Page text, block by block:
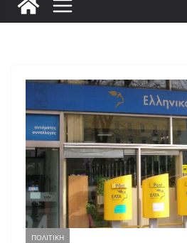
ΠΟΛΙΤΙΚΗ